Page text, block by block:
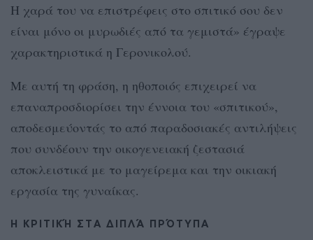
Η χαρά του να επιστρέφεις στο σπιτικό σου δεν
είναι μόνο οι μυρωδιές από τα γεμιστά» έγραψε
χαρακτηριστικά η Γερονικολού.
Με αυτή τη φράση, η ηθοποιός επιχειρεί να
επαναπροσδιορίσει την έννοια του «σπιτικού»,
αποδεσμεύοντάς το από παραδοσιακές αντιλήψεις
που συνδέουν την οικογενειακή ζεστασιά
αποκλειστικά με το μαγείρεμα και την οικιακή
εργασία της γυναίκας.
Η ΚΡΙΤΙΚΉ ΣΤΑ ΔΙΠΛΆ ΠΡΌΤΥΠΑ